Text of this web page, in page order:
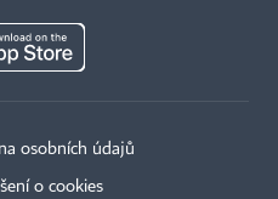
osobních údajů
o cookies